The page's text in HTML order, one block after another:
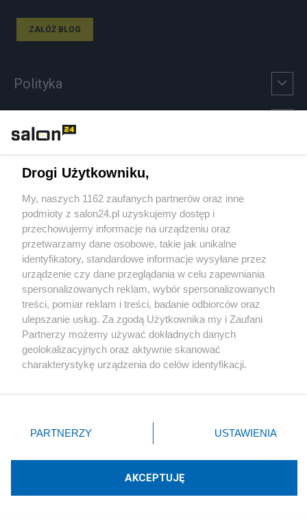
ZAŁÓŻ BLOG
Polityka
Gospodarka
Technologie
Sport
Społeczeństwo
Kultura
Facebook Youtube
Web Content Media sp. z o. o. © 2022
Pomoc O nas Praca Reklama Kontakt
Drogi Użytkowniku,
My, naszych 1162 zaufanych partnerów oraz inne
podmioty z salon24.pl uzyskujemy dostęp i
przechowujemy informacje na urządzeniu oraz
przetwarzamy dane osobowe, takie jak unikalne
identyfikatory, standardowe informacje wysyłane przez
urządzenie czy dane przeglądania w celu zapewniania
spersonalizowanych reklam, wybór spersonalizowanych
treści, pomiar reklam i treści, badanie odbiorców oraz
ulepszanie usług. Za zgodą Użytkownika my i Zaufani
Partnerzy możemy używać dokładnych danych
geolokalizacyjnych oraz aktywnie skanować
charakterystykę urządzenia do celów identyfikacji.
zmienić/wycofać klikając przycisk ustawień prywatności
znajdujący się w lewym dolnym rogu strony
rodzaje przetwarzania danych nie wymagają zgody
użytkownika, ale masz prawo sprzeciwić się takiemu
PARTNERZY USTAWIENIA
AKCEPTUJĘ